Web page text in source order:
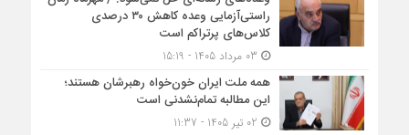
راستی‌آزمایی وعده کاهش ۳۰ درصدی
کلاس‌های پرتراکم است
همه ملت ایران خون‌خواه رهبرشان هستند؛
این مطالبه تمام‌نشدنی است